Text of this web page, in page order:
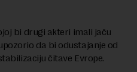
bi drugi akteri imali jaču
da bi odustajanje od
čitave Evrope.